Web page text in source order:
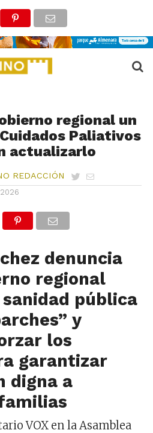
regional un
Paliativos
actualizarlo
REDACCIÓN
denuncia
regional
pública
y
los
garantizar
digna a
VOX en la Asamblea